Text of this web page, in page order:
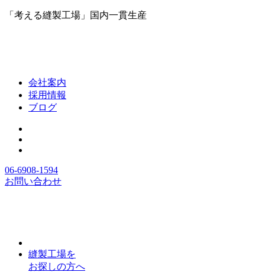
「考える縫製工場」国内一貫生産
会社案内
採用情報
ブログ
06-6908-1594
お問い合わせ
縫製工場を
お探しの方へ